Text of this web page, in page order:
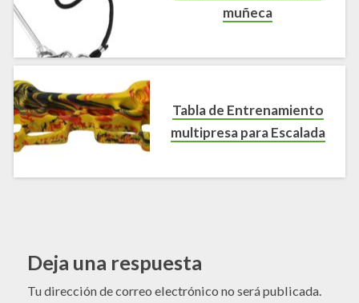
muñeca
Tabla de Entrenamiento
multipresa para Escalada
Deja una respuesta
Tu dirección de correo electrónico no será publicada.